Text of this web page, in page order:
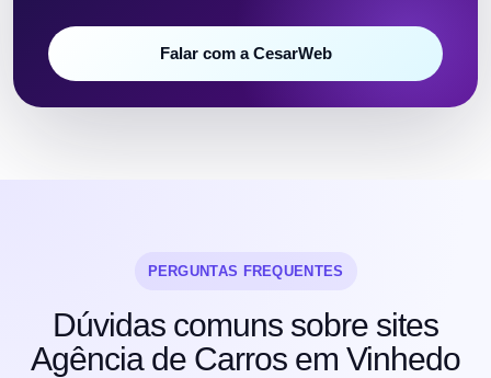
Falar com a CesarWeb
PERGUNTAS FREQUENTES
Dúvidas comuns sobre sites
Agência de Carros em Vinhedo